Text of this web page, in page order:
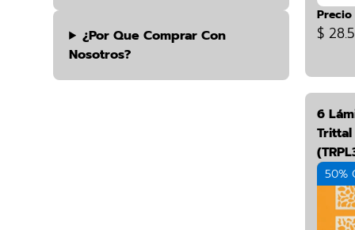
¿por Que Comprar Con
Nosotros?
Precio
$
6
50%